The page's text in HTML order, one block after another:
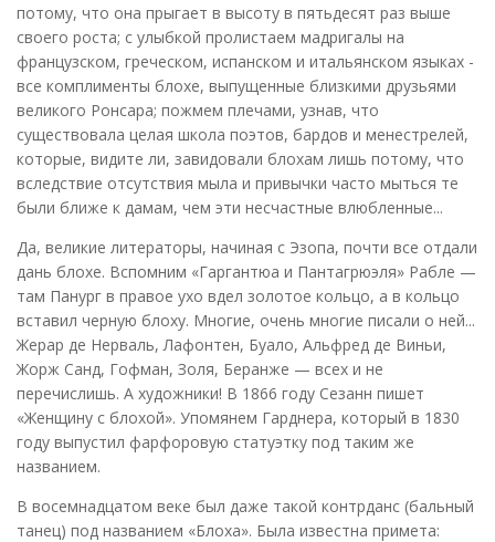
потому, что она прыгает в высоту в пятьдесят раз выше
своего роста; с улыбкой пролистаем мадригалы на
французском, греческом, испанском и итальянском языках -
все комплименты блохе, выпущенные близкими друзьями
великого Ронсара; пожмем плечами, узнав, что
существовала целая школа поэтов, бардов и менестрелей,
которые, видите ли, завидовали блохам лишь потому, что
вследствие отсутствия мыла и привычки часто мыться те
были ближе к дамам, чем эти несчастные влюбленные...
Да, великие литераторы, начиная с Эзопа, почти все отдали
дань блохе. Вспомним «Гаргантюа и Пантагрюэля» Рабле —
там Панург в правое ухо вдел золотое кольцо, а в кольцо
вставил черную блоху. Многие, очень многие писали о ней...
Жерар де Нерваль, Лафонтен, Буало, Альфред де Виньи,
Жорж Санд, Гофман, Золя, Беранже — всех и не
перечислишь. А художники! В 1866 году Сезанн пишет
«Женщину с блохой». Упомянем Гарднера, который в 1830
году выпустил фарфоровую статуэтку под таким же
названием.
В восемнадцатом веке был даже такой контрданс (бальный
танец) под названием «Блоха». Была известна примета: